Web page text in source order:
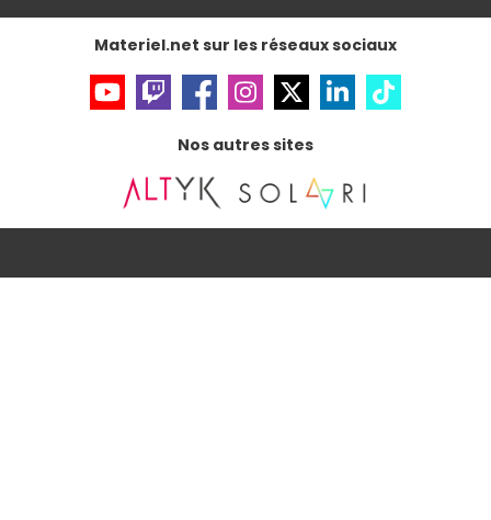
Materiel.net sur les réseaux sociaux
Nos autres sites